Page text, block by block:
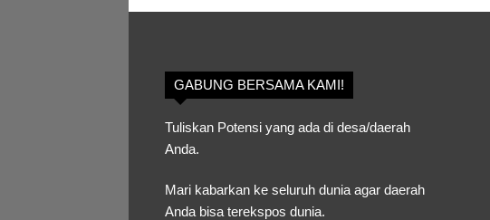
GABUNG BERSAMA KAMI!
Tuliskan Potensi yang ada di desa/daerah
Anda.
Mari kabarkan ke seluruh dunia agar daerah
Anda bisa terekspos dunia.